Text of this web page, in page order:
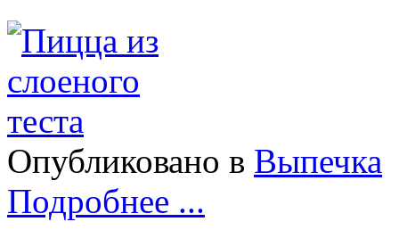
Опубликовано в Выпечка
Подробнее ...